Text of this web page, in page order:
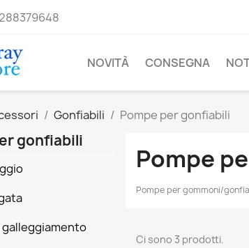
NOVITÀ CONSEGNA
Gonfiabili Pompe per gonfiabili
gonfiabili
galleggiamento
Pompe
Pompe per gommoni/
Ci sono 3 prodotti.